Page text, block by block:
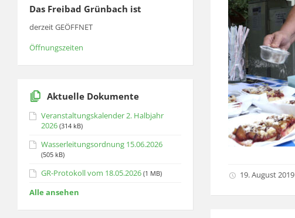
19. August 2019
Das Freibad Grünbach ist
derzeit GEÖFFNET
Öffnungszeiten
Aktuelle Dokumente
Veranstaltungskalender 2. Halbjahr
2026 (314 kB)
Wasserleitungsordnung 15.06.2026
(505 kB)
GR-Protokoll vom 18.05.2026 (1 MB)
Alle ansehen